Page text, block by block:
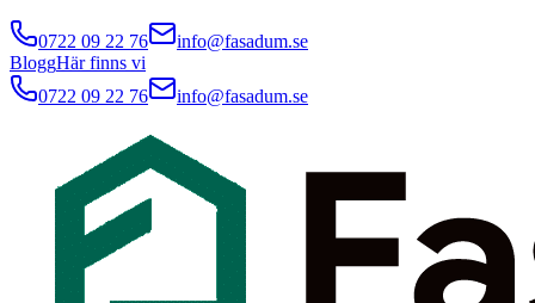
0722 09 22 76
info@fasadum.se
BloggHär finns vi
0722 09 22 76
info@fasadum.se